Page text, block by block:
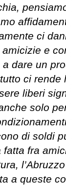
ci
e
dare un
ci rende
liberi
solo
di soldi
fra
a queste